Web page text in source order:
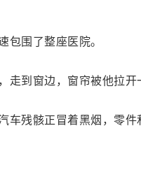
包围了整座医院。
走到窗边，窗帘被他拉开
车残骸正冒着黑烟，零件